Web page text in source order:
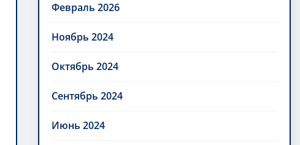
Февраль 2026
Ноябрь 2024
Октябрь 2024
Сентябрь 2024
Июнь 2024